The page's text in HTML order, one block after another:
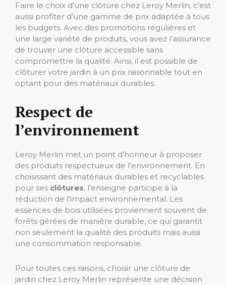
Faire le choix d’une clôture chez Leroy Merlin, c’est
aussi profiter d’une gamme de prix adaptée à tous
les budgets. Avec des promotions régulières et
une large variété de produits, vous avez l’assurance
de trouver une clôture accessible sans
compromettre la qualité. Ainsi, il est possible de
clôturer votre jardin à un prix raisonnable tout en
optant pour des matériaux durables.
Respect de
l’environnement
Leroy Merlin met un point d’honneur à proposer
des produits respectueux de l’environnement. En
choisissant des matériaux durables et recyclables
pour ses clôtures, l’enseigne participe à la
réduction de l’impact environnemental. Les
essences de bois utilisées proviennent souvent de
forêts gérées de manière durable, ce qui garantit
non seulement la qualité des produits mais aussi
une consommation responsable.
Pour toutes ces raisons, choisir une clôture de
jardin chez Leroy Merlin représente une décision